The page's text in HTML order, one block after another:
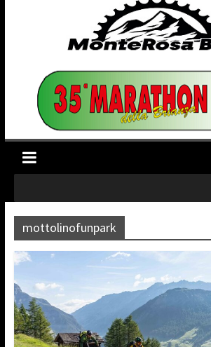
mottolinofunpark